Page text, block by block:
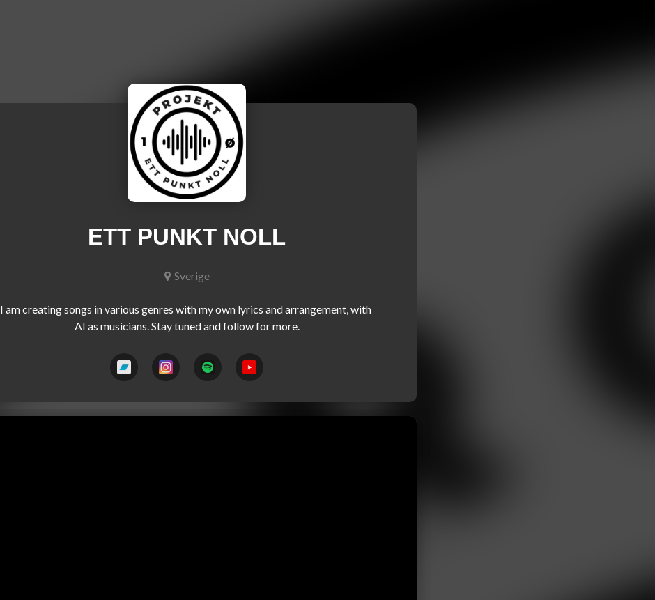
ETT PUNKT NOLL
Sverige
I am creating songs in various genres with my own lyrics and arrangement, with
AI as musicians. Stay tuned and follow for more.